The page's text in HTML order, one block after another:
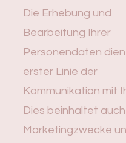
Die Erhebung und
Bearbeitung Ihrer
Personendaten
erster Linie der
Kommunikation mit
Dies beinhaltet auch
Marketingzwecke